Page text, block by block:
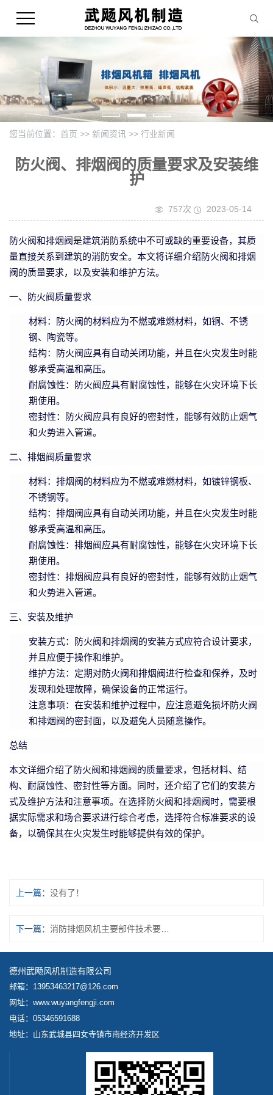
您当前位置： 首页 >> 新闻资讯 >> 行业新闻
防火阀、排烟阀的质量要求及安装维
护
2023-05-14
757次
防火阀和排烟阀是建筑消防系统中不可或缺的重要设备，其质
量直接关系到建筑的消防安全。本文将详细介绍防火阀和排烟
阀的质量要求，以及安装和维护方法。
一、防火阀质量要求
材料：防火阀的材料应为不燃或难燃材料，如铜、不锈
钢、陶瓷等。
结构：防火阀应具有自动关闭功能，并且在火灾发生时能
够承受高温和高压。
耐腐蚀性：防火阀应具有耐腐蚀性，能够在火灾环境下长
期使用。
密封性：防火阀应具有良好的密封性，能够有效防止烟气
和火势进入管道。
二、排烟阀质量要求
材料：排烟阀的材料应为不燃或难燃材料，如镀锌钢板、
不锈钢等。
结构：排烟阀应具有自动关闭功能，并且在火灾发生时能
够承受高温和高压。
耐腐蚀性：排烟阀应具有耐腐蚀性，能够在火灾环境下长
期使用。
密封性：排烟阀应具有良好的密封性，能够有效防止烟气
和火势进入管道。
三、安装及维护
安装方式：防火阀和排烟阀的安装方式应符合设计要求，
并且应便于操作和维护。
维护方法：定期对防火阀和排烟阀进行检查和保养，及时
发现和处理故障，确保设备的正常运行。
注意事项：在安装和维护过程中，应注意避免损坏防火阀
和排烟阀的密封面，以及避免人员随意操作。
总结
本文详细介绍了防火阀和排烟阀的质量要求，包括材料、结
构、耐腐蚀性、密封性等方面。同时，还介绍了它们的安装方
式及维护方法和注意事项。在选择防火阀和排烟阀时，需要根
据实际需求和场合要求进行综合考虑，选择符合标准要求的设
备，以确保其在火灾发生时能够提供有效的保护。
上一篇： 没有了！
下一篇： 消防排烟风机主要部件技术要求解析
德州武飏风机制造有限公司
邮箱：13953463217@126.com
网址：www.wuyangfengji.com
电话：05346591688
地址：山东武城县四女寺镇市南经济开发区